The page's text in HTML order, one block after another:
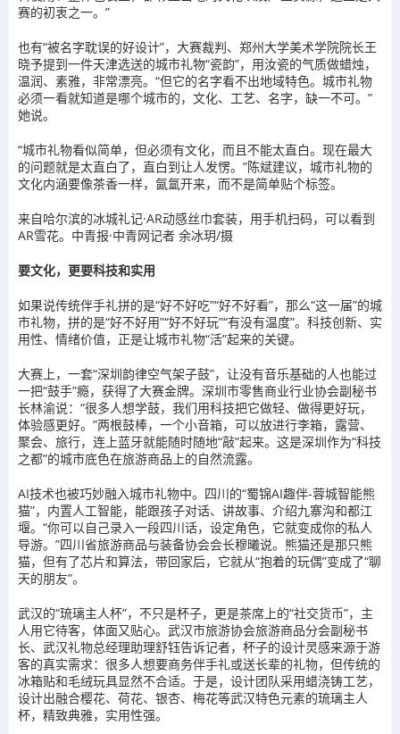
赛的初衷之一。”
也有“被名字耽误的好设计”，大赛裁判、郑州大学美术学院院长王
晓予提到一件天津选送的城市礼物“瓷韵”，用汝瓷的气质做蜡烛，
温润、素雅，非常漂亮。“但它的名字看不出地域特色。城市礼物
必须一看就知道是哪个城市的，文化、工艺、名字，缺一不可。”
她说。
“城市礼物看似简单，但必须有文化，而且不能太直白。现在最大
的问题就是太直白了，直白到让人发愣。”陈斌建议，城市礼物的
文化内涵要像茶香一样，氤氲开来，而不是简单贴个标签。
来自哈尔滨的冰城礼记·AR动感丝巾套装，用手机扫码，可以看到
AR雪花。中青报·中青网记者 余冰玥/摄
要文化，更要科技和实用
如果说传统伴手礼拼的是“好不好吃”“好不好看”，那么“这一届”的城
市礼物，拼的是“好不好用”“好不好玩”“有没有温度”。科技创新、实
用性、情绪价值，正是让城市礼物“活”起来的关键。
大赛上，一套“深圳韵律空气架子鼓”，让没有音乐基础的人也能过
一把“鼓手”瘾，获得了大赛金牌。深圳市零售商业行业协会副秘书
长林渝说：“很多人想学鼓，我们用科技把它做轻、做得更好玩，
体验感更好。”两根鼓棒，一个小音箱，可以放进行李箱，露营、
聚会、旅行，连上蓝牙就能随时随地“敲”起来。这是深圳作为“科技
之都”的城市底色在旅游商品上的自然流露。
AI技术也被巧妙融入城市礼物中。四川的“蜀锦AI趣伴-蓉城智能熊
猫”，内置人工智能，能跟孩子对话、讲故事、介绍九寨沟和都江
堰。“你可以自己录入一段四川话，设定角色，它就变成你的私人
导游。”四川省旅游商品与装备协会会长穆曦说。熊猫还是那只熊
猫，但有了芯片和算法，带回家后，它就从“抱着的玩偶”变成了“聊
天的朋友”。
武汉的“琉璃主人杯”，不只是杯子，更是茶席上的“社交货币”，主
人用它待客，体面又贴心。武汉市旅游协会旅游商品分会副秘书
长、武汉礼物总经理助理舒钰告诉记者，杯子的设计灵感来源于游
客的真实需求：很多人想要商务伴手礼或送长辈的礼物，但传统的
冰箱贴和毛绒玩具显然不合适。于是，设计团队采用蜡浇铸工艺，
设计出融合樱花、荷花、银杏、梅花等武汉特色元素的琉璃主人
杯，精致典雅，实用性强。